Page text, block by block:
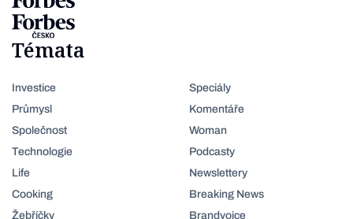
Témata
Investice
Průmysl
Společnost
Technologie
Life
Cooking
Žebříčky
Speciály
Komentáře
Woman
Podcasty
Newslettery
Breaking News
Brandvoice